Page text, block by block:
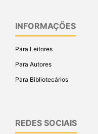
INFORMAÇÕES
Para Leitores
Para Autores
Para Bibliotecários
REDES SOCIAIS